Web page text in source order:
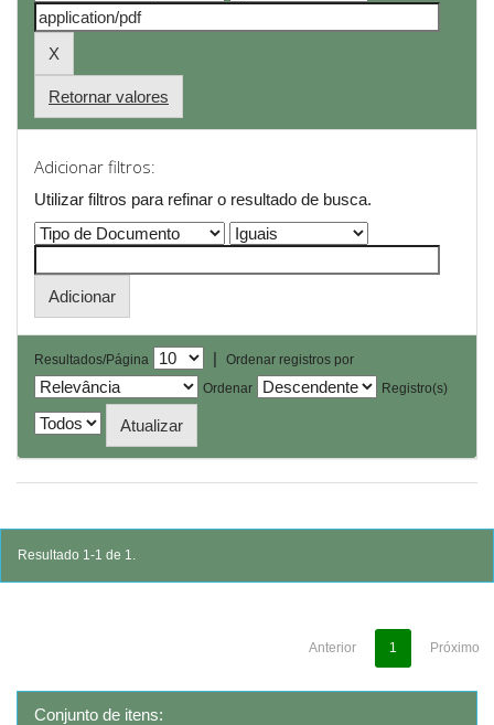
Retornar valores
Adicionar filtros:
Utilizar filtros para refinar o resultado de busca.
Resultados/Página |
Ordenar registros por
Ordenar
Registro(s)
Resultado 1-1 de 1.
Anterior 1 Próximo
Conjunto de itens: